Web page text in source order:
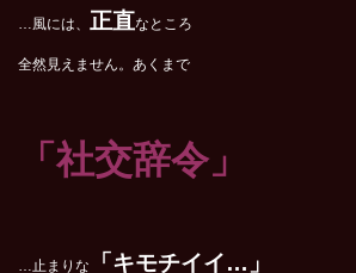
…風には、 正直なところ
全然見えません。あくまで
「社交辞令」
…止まりな 「キモチイイ…」